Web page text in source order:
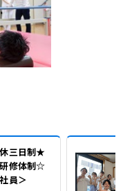
休三日制★
修体制☆
員＞